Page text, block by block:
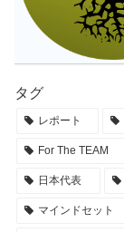
タグ
レポート
For The TEAM
日本代表
マインドセット